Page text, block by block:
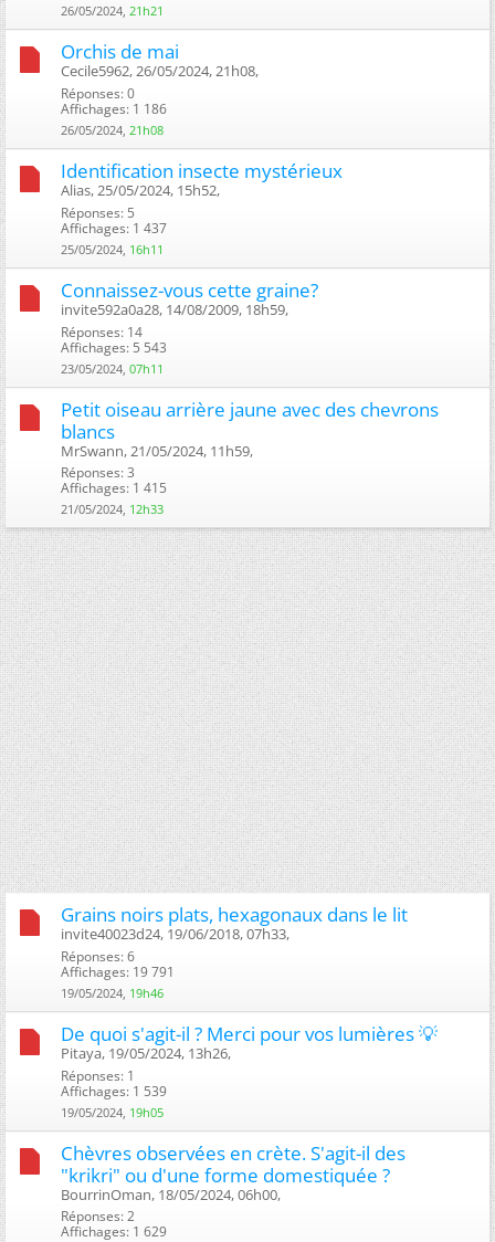
26/05/2024, 21h21
Orchis de mai
Cecile5962, 26/05/2024, 21h08, ‎
Réponses: 0
Affichages: 1 186
26/05/2024, 21h08
Identification insecte mystérieux
Alias, 25/05/2024, 15h52, ‎
Réponses: 5
Affichages: 1 437
25/05/2024, 16h11
Connaissez-vous cette graine?
invite592a0a28, 14/08/2009, 18h59, ‎
Réponses: 14
Affichages: 5 543
23/05/2024, 07h11
Petit oiseau arrière jaune avec des chevrons
blancs
MrSwann, 21/05/2024, 11h59, ‎
Réponses: 3
Affichages: 1 415
21/05/2024, 12h33
Grains noirs plats, hexagonaux dans le lit
invite40023d24, 19/06/2018, 07h33, ‎
Réponses: 6
Affichages: 19 791
19/05/2024, 19h46
De quoi s'agit-il ? Merci pour vos lumières 💡
Pitaya, 19/05/2024, 13h26, ‎
Réponses: 1
Affichages: 1 539
19/05/2024, 19h05
Chèvres observées en crète. S'agit-il des
"krikri" ou d'une forme domestiquée ?
BourrinOman, 18/05/2024, 06h00, ‎
Réponses: 2
Affichages: 1 629